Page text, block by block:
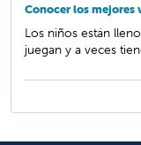
Conocer los mejores
Los niños están
juegan y a veces